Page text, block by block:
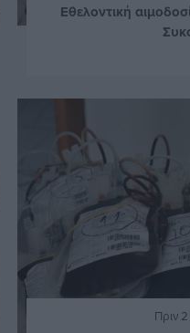
Εθελοντική
Πριν